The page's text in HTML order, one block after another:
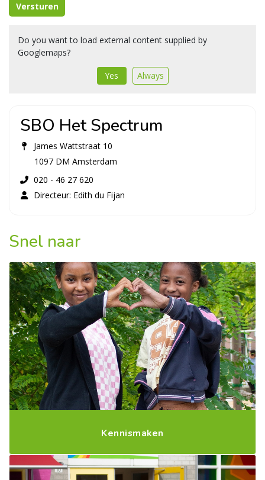
Versturen
Do you want to load external content supplied by
Googlemaps?
Yes Always
SBO Het Spectrum
James Wattstraat 10
1097 DM Amsterdam
020 - 46 27 620
Directeur: Edith du Fijan
Snel naar
Kennismaken